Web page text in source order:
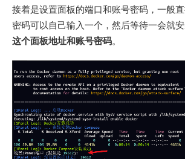
接着是设置面板的端口和账号密码，一般
密码可以自己输入一个，然后等待一会就安
这个面板地址和账号密码。